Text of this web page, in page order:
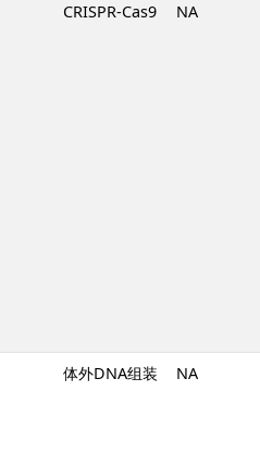
CRISPR-Cas9 NA
体外DNA组装 NA